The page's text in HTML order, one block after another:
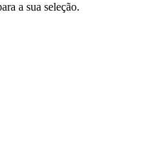
a sua seleção.